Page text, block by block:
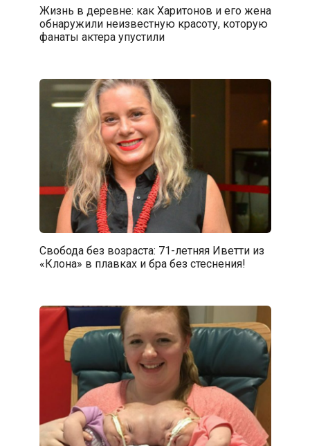
Жизнь в деревне: как Харитонов и его жена
обнаружили неизвестную красоту, которую
фанаты актера упустили
Свобода без возраста: 71-летняя Иветти из
«Клона» в плавках и бра без стеснения!